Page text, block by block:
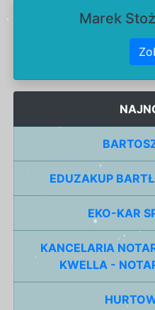
Marek
EDUZAKUP
EKO-KAR
KANCELARIA
KWELLA -